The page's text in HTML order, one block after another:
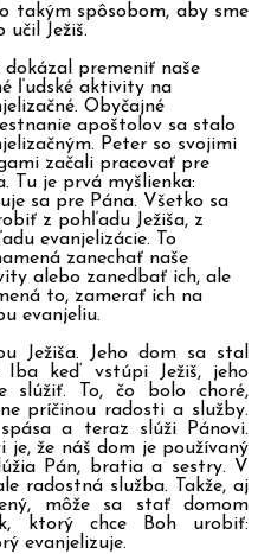
takým spôsobom, aby sme
Ježiš.
dokázal premeniť naše
ľudské aktivity na
Obyčajné
apoštolov sa stalo
Peter so svojimi
začali pracovať pre
Tu je prvá myšlienka:
sa pre Pána. Všetko sa
z pohľadu Ježiša, z
evanjelizácie. To
zanechať naše
alebo zanedbať ich, ale
to, zamerať ich na
evanjeliu.
Ježiša. Jeho dom sa stal
keď vstúpi Ježiš, jeho
slúžiť. To, čo bolo choré,
príčinou radosti a služby.
a teraz slúži Pánovi.
je, že náš dom je používaný
Pán, bratia a sestry. V
radostná služba. Takže, aj
môže sa stať domom
ktorý chce Boh urobiť:
evanjelizuje.